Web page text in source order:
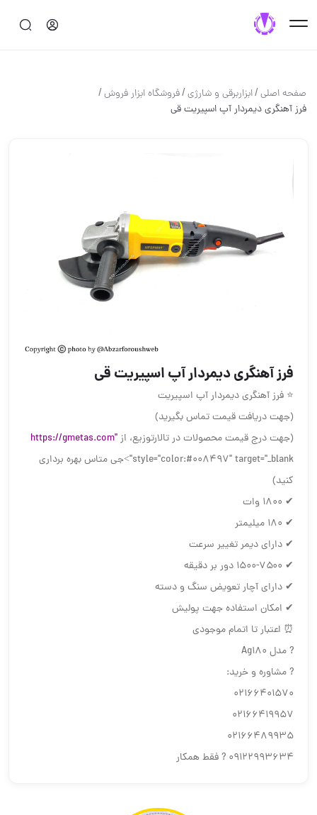
صفحه اصلی/ابزاربرقی و شارژی/فروشگاه ابزار فروش/
فرز آهنگری دیمردار آپ اسپیریت قی
فرز آهنگری دیمردار آپ اسپیریت قی
⭐ فرز آهنگری دیمردار آپ اسپیریت
(جهت دریافت قیمت تماس بگیرید)
(جهت درج قیمت محصولات در تالارتوزیع، ازhttps://gmetas.com"
style="color:#008497" target="_blank">جی متاس بهره برداری
کنید)
✔ ۱۸۰۰ وات
✔ ۱۸۰ میلیمتر
✔ دارای دیمر تغيير سرعت
✔ ۱۵۰۰-۷۵۰۰ دور بر دقیقه
✔ دارای آچار تعویض سنگ و دسته
✔ امکان استفاده جهت پولیش
⏰ اعتبار تا اتمام موجودی
? مدل Ag180
? مشاوره و خرید:
02166401570
02166419957
02166489935
09122993634 ? فقط همکار